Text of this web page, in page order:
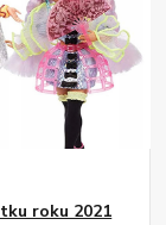
roku 2021